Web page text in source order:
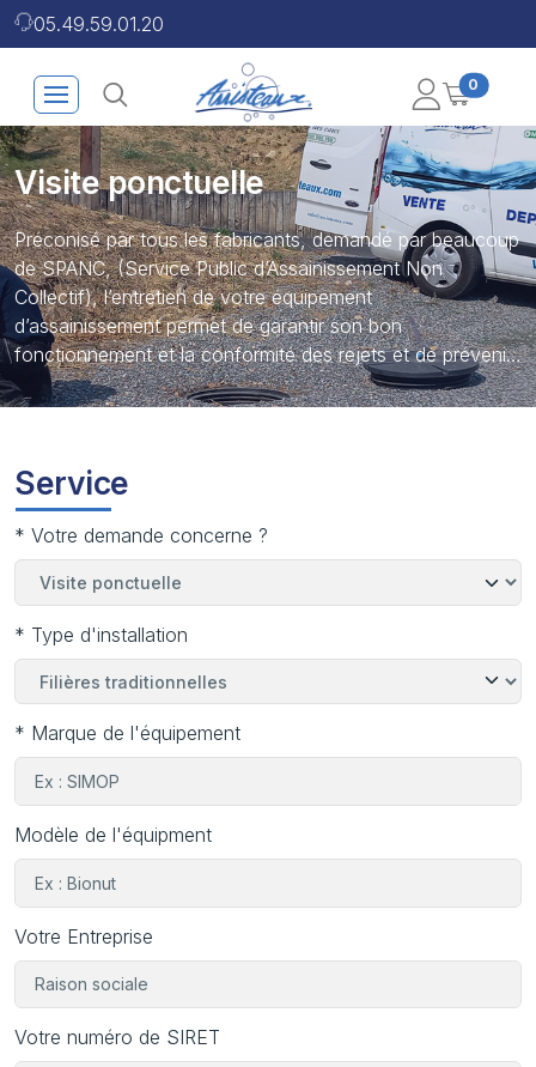
05.49.59.01.20
0
Visite ponctuelle
Préconisé par tous les fabricants, demandé par beaucoup
de SPANC, (Service Public d’Assainissement Non
Collectif), l’entretien de votre équipement
d’assainissement permet de garantir son bon
fonctionnement et la conformité des rejets et de prévenir
les dysfonctionnements qui génèrent nuisances (odeurs,
débordements) et surcoûts. Qu’elle soit annuelle ou
considérablement leur durée de vie.
Pour assurer un fonctionnement optimal de vos
équipements nous avons élaboré avec les fabricants, des
protocoles d’interventions adaptés à chaque filière,
garantissant ainsi leur durabilité.
Service
* Votre demande concerne ?
* Type d'installation
* Marque de l'équipement
Modèle de l'équipment
Votre Entreprise
Votre numéro de SIRET